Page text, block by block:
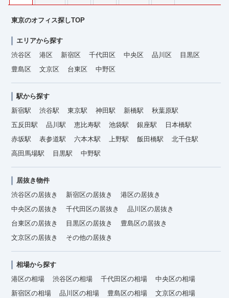
東京のオフィス探しTOP
エリアから探す
渋谷区
港区 新宿区 千代田区 中央区 品川区
目黒区
豊島区
文京区 台東区 中野区
駅から探す
新宿駅
渋谷駅 東京駅 神田駅 新橋駅
秋葉原駅
五反田駅
品川駅 恵比寿駅 池袋駅 銀座駅
日本橋駅
赤坂駅
表参道駅 六本木駅 上野駅 飯田橋駅
北千住駅
高田馬場駅
目黒駅 中野駅
居抜き物件
渋谷区の居抜き
新宿区の居抜き
港区の居抜き
中央区の居抜き
千代田区の居抜き
品川区の居抜き
台東区の居抜き
目黒区の居抜き
豊島区の居抜き
文京区の居抜き
その他の居抜き
相場から探す
港区の相場
渋谷区の相場 千代田区の相場
中央区の相場
新宿区の相場
品川区の相場 豊島区の相場
文京区の相場